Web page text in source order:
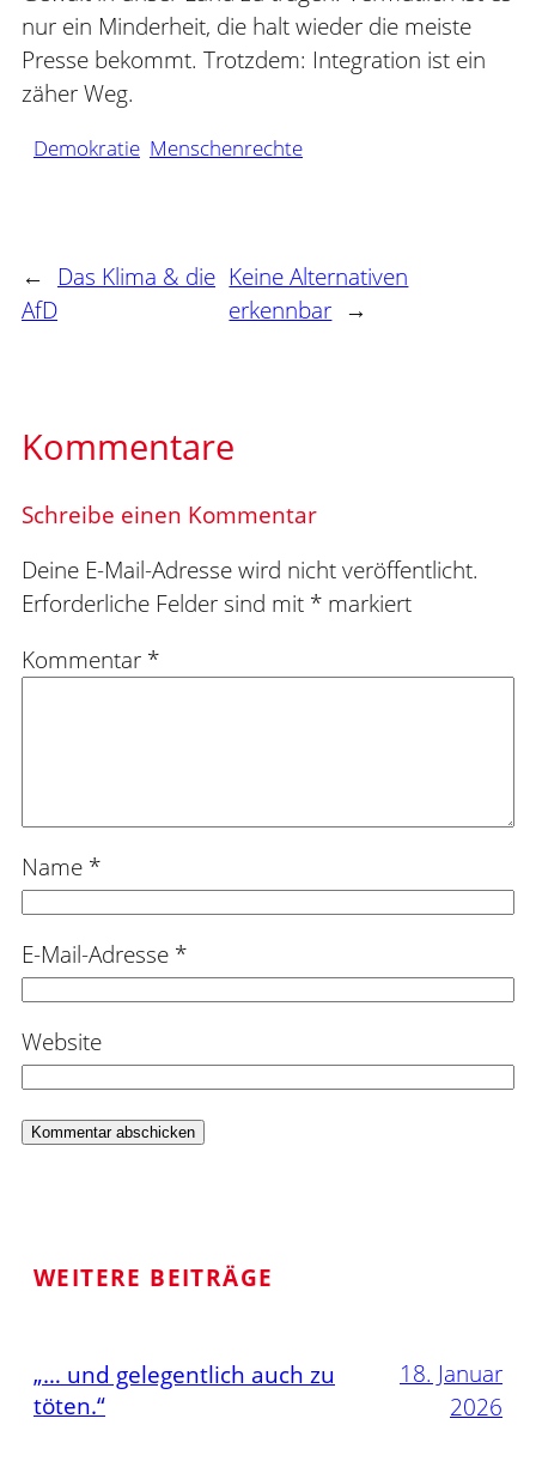
nur ein Minderheit, die halt wieder die meiste
Presse bekommt. Trotzdem: Integration ist ein
zäher Weg.
Demokratie Menschenrechte
←
Das Klima & die
AfD
Keine Alternativen
erkennbar →
Kommentare
Schreibe einen Kommentar
Deine E-Mail-Adresse wird nicht veröffentlicht.
Erforderliche Felder sind mit * markiert
Kommentar *
Name *
E-Mail-Adresse *
Website
WEITERE BEITRÄGE
„… und gelegentlich auch zu
töten.“
18. Januar
2026